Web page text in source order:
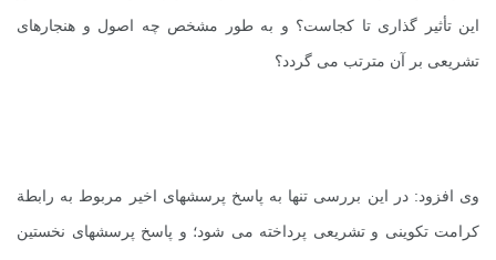
این تأثیر گذاری تا کجاست؟ و به طور مشخص چه اصول و هنجارهای
تشریعی بر آن مترتب می گردد؟
وی افزود: در این بررسی تنها به پاسخ پرسشهای اخیر مربوط به رابطة
کرامت تکوینی و تشریعی پرداخته می شود؛ و پاسخ پرسشهای نخستین